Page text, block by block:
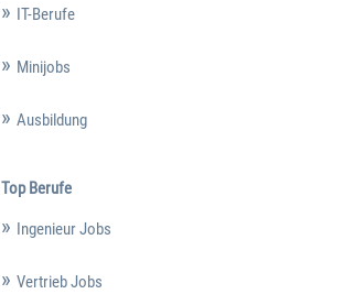
IT-Berufe
Minijobs
Ausbildung
Top Berufe
Ingenieur Jobs
Vertrieb Jobs